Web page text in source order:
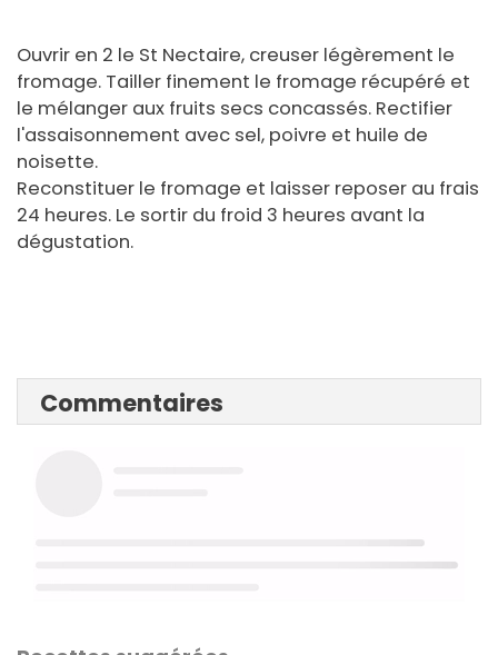
Ouvrir en 2 le St Nectaire, creuser légèrement le
fromage. Tailler finement le fromage récupéré et
le mélanger aux fruits secs concassés. Rectifier
l'assaisonnement avec sel, poivre et huile de
noisette.
Reconstituer le fromage et laisser reposer au frais
24 heures. Le sortir du froid 3 heures avant la
dégustation.
Commentaires